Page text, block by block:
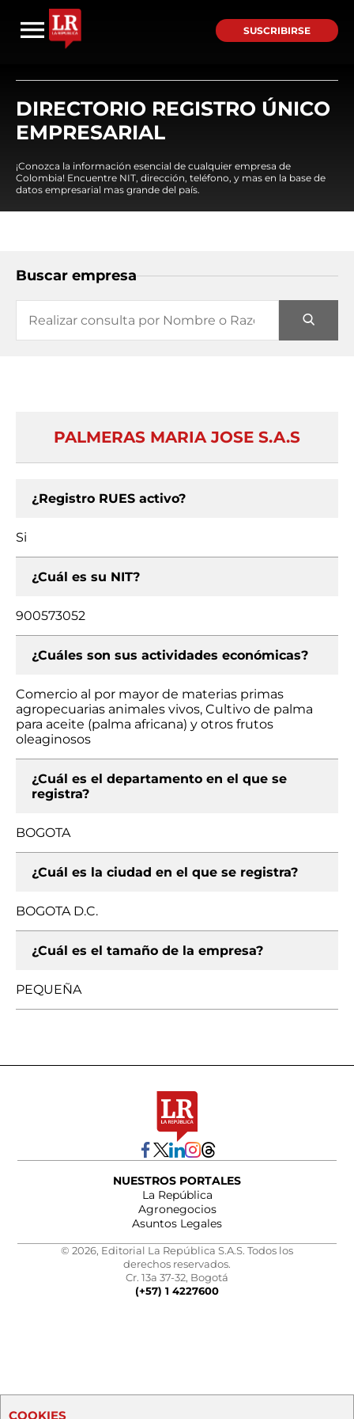
SUSCRIBIRSE
DIRECTORIO REGISTRO ÚNICO
EMPRESARIAL
¡Conozca la información esencial de cualquier empresa de
Colombia! Encuentre NIT, dirección, teléfono, y mas en la base de
datos empresarial mas grande del país.
Buscar empresa
PALMERAS MARIA JOSE S.A.S
¿Registro RUES activo?
Si
¿Cuál es su NIT?
900573052
¿Cuáles son sus actividades económicas?
Comercio al por mayor de materias primas
agropecuarias animales vivos, Cultivo de palma
para aceite (palma africana) y otros frutos
oleaginosos
¿Cuál es el departamento en el que se
registra?
BOGOTA
¿Cuál es la ciudad en el que se registra?
BOGOTA D.C.
¿Cuál es el tamaño de la empresa?
PEQUEÑA
NUESTROS PORTALES
La República
Agronegocios
Asuntos Legales
© 2026, Editorial La República S.A.S. Todos los
derechos reservados.
Cr. 13a 37-32, Bogotá
(+57) 1 4227600
COOKIES